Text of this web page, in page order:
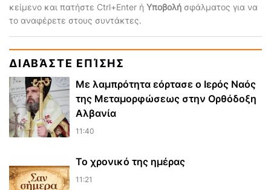
κείμενο και πατήστε Ctrl+Enter ή Υποβολή σφάλματος για να
το αναφέρετε στους συντάκτες.
ΔΙΑΒΆΣΤΕ ΕΠΊΣΗΣ
Με λαμπρότητα εόρτασε ο Ιερός Ναός
της Μεταμορφώσεως στην Ορθόδοξη
Αλβανία
11:40
Το χρονικό της ημέρας
11:21